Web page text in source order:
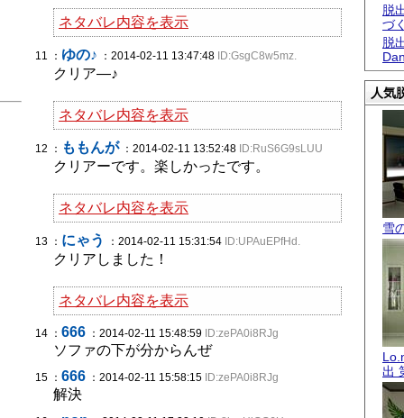
脱
づ
脱
人気
雪
出
ネタバレ内容を表示
11 ： ゆの♪ ：2014-02-11 13:47:48 ID:GsgC8w5mz.
クリア―♪
ネタバレ内容を表示
12 ： ももんが：2014-02-11 13:52:48 ID:RuS6G9sLUU
クリアーです。楽しかったです。
ネタバレ内容を表示
13 ： にゃう ：2014-02-11 15:31:54 ID:UPAuEPfHd.
クリアしました！
ネタバレ内容を表示
14 ： 666 ：2014-02-11 15:48:59 ID:zePA0i8RJg
ソファの下が分からんぜ
15 ： 666 ：2014-02-11 15:58:15 ID:zePA0i8RJg
解決